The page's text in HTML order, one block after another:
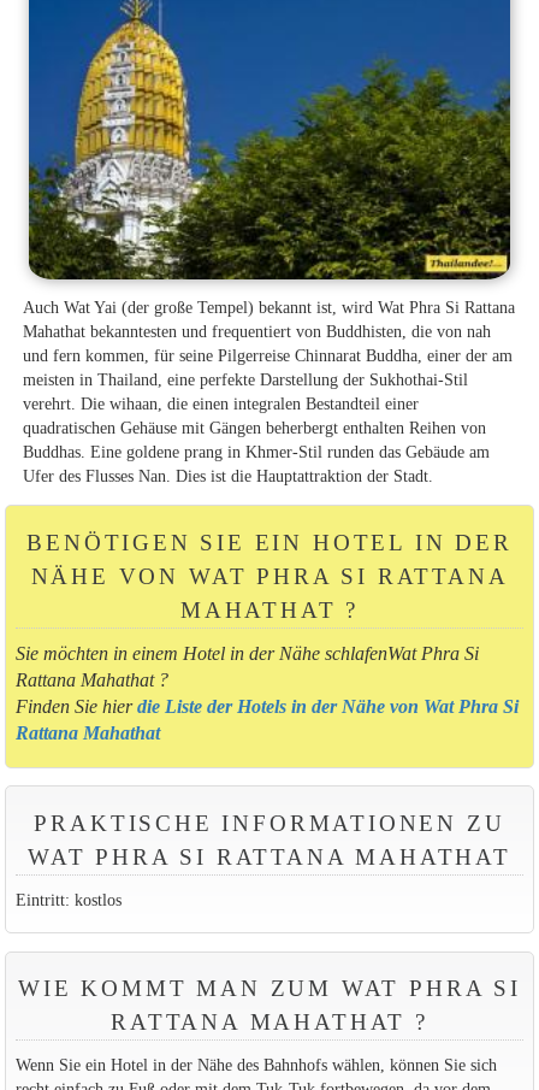
Auch Wat Yai (der große Tempel) bekannt ist, wird Wat Phra Si Rattana
Mahathat bekanntesten und frequentiert von Buddhisten, die von nah
und fern kommen, für seine Pilgerreise Chinnarat Buddha, einer der am
meisten in Thailand, eine perfekte Darstellung der Sukhothai-Stil
verehrt. Die wihaan, die einen integralen Bestandteil einer
quadratischen Gehäuse mit Gängen beherbergt enthalten Reihen von
Buddhas. Eine goldene prang in Khmer-Stil runden das Gebäude am
Ufer des Flusses Nan. Dies ist die Hauptattraktion der Stadt.
BENÖTIGEN SIE EIN HOTEL IN DER
NÄHE VON WAT PHRA SI RATTANA
MAHATHAT ?
Sie möchten in einem Hotel in der Nähe schlafenWat Phra Si
Rattana Mahathat ?
Finden Sie hierdie Liste der Hotels in der Nähe von Wat Phra Si
Rattana Mahathat
PRAKTISCHE INFORMATIONEN ZU
WAT PHRA SI RATTANA MAHATHAT
Eintritt: kostlos
WIE KOMMT MAN ZUM WAT PHRA SI
RATTANA MAHATHAT ?
Wenn Sie ein Hotel in der Nähe des Bahnhofs wählen, können Sie sich